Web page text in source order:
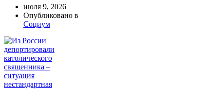
июля 9, 2026
Опубликовано в
Социум